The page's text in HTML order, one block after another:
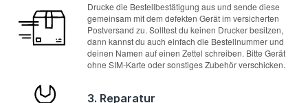
Drucke die Bestellbestätigung aus und sende diese
gemeinsam mit dem defekten Gerät im versicherten
Postversand zu. Solltest du keinen Drucker besitzen,
dann kannst du auch einfach die Bestellnummer und
deinen Namen auf einen Zettel schreiben. Bitte Gerät
ohne SIM-Karte oder sonstiges Zubehör verschicken.
3. Reparatur